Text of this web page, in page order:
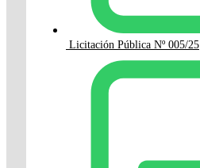
Licitación Pública Nº 005/25